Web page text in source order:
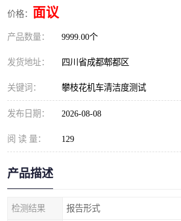
价格： 面议
产品数量： 9999.00个
发货地址： 四川省成都郫都区
关键词： 攀枝花机车清洁度测试
发布日期： 2026-08-08
阅 读 量： 129
产品描述
检测结果 报告形式